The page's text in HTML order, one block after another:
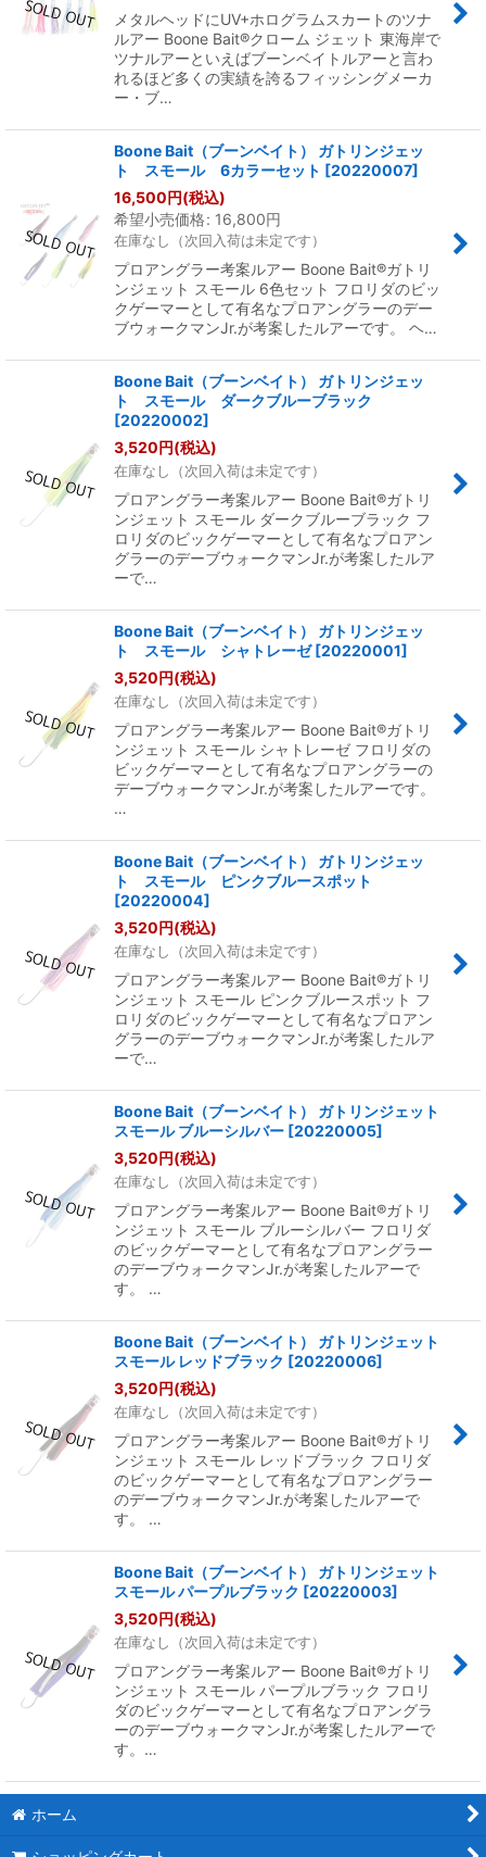
絞り込む
メタルヘッドにUV+ホログラムスカートのツナ
ルアー Boone Bait®クローム ジェット 東海岸で
ツナルアーといえばブーンベイトルアーと言わ
れるほど多くの実績を誇るフィッシングメーカ
ー・ブ…
Boone Bait（ブーンベイト） ガトリンジェッ
ト スモール 6カラーセット [20220007]
16,500円(税込)
希望小売価格: 16,800円
在庫なし（次回入荷は未定です）
プロアングラー考案ルアー Boone Bait®ガトリ
ンジェット スモール 6色セット フロリダのビッ
クゲーマーとして有名なプロアングラーのデー
ブウォークマンJr.が考案したルアーです。 ヘ…
Boone Bait（ブーンベイト） ガトリンジェッ
ト スモール ダークブルーブラック
[20220002]
3,520円(税込)
在庫なし（次回入荷は未定です）
プロアングラー考案ルアー Boone Bait®ガトリ
ンジェット スモール ダークブルーブラック フ
ロリダのビックゲーマーとして有名なプロアン
グラーのデーブウォークマンJr.が考案したルア
ーで…
Boone Bait（ブーンベイト） ガトリンジェッ
ト スモール シャトレーゼ [20220001]
3,520円(税込)
在庫なし（次回入荷は未定です）
プロアングラー考案ルアー Boone Bait®ガトリ
ンジェット スモール シャトレーゼ フロリダの
ビックゲーマーとして有名なプロアングラーの
デーブウォークマンJr.が考案したルアーです。
…
Boone Bait（ブーンベイト） ガトリンジェッ
ト スモール ピンクブルースポット
[20220004]
3,520円(税込)
在庫なし（次回入荷は未定です）
プロアングラー考案ルアー Boone Bait®ガトリ
ンジェット スモール ピンクブルースポット フ
ロリダのビックゲーマーとして有名なプロアン
グラーのデーブウォークマンJr.が考案したルア
ーで…
Boone Bait（ブーンベイト） ガトリンジェット
スモール ブルーシルバー [20220005]
3,520円(税込)
在庫なし（次回入荷は未定です）
プロアングラー考案ルアー Boone Bait®ガトリ
ンジェット スモール ブルーシルバー フロリダ
のビックゲーマーとして有名なプロアングラー
のデーブウォークマンJr.が考案したルアーで
す。 …
Boone Bait（ブーンベイト） ガトリンジェット
スモール レッドブラック [20220006]
3,520円(税込)
在庫なし（次回入荷は未定です）
プロアングラー考案ルアー Boone Bait®ガトリ
ンジェット スモール レッドブラック フロリダ
のビックゲーマーとして有名なプロアングラー
のデーブウォークマンJr.が考案したルアーで
す。 …
Boone Bait（ブーンベイト） ガトリンジェット
スモール パープルブラック [20220003]
3,520円(税込)
在庫なし（次回入荷は未定です）
プロアングラー考案ルアー Boone Bait®ガトリ
ンジェット スモール パープルブラック フロリ
ダのビックゲーマーとして有名なプロアングラ
ーのデーブウォークマンJr.が考案したルアーで
す。…
ホーム